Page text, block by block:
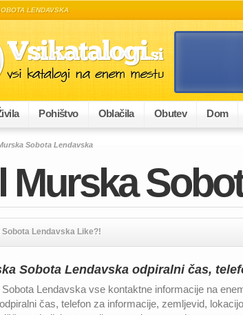
LENDAVSKA
Pohištvo Oblačila Obutev Dom
Sobota Lendavska
Murska
Sobota Lendavska Like?!
Sobota Lendavska odpiralni čas,
Lendavska vse kontaktne informacije na
čas, telefon za informacije, zemljevid,